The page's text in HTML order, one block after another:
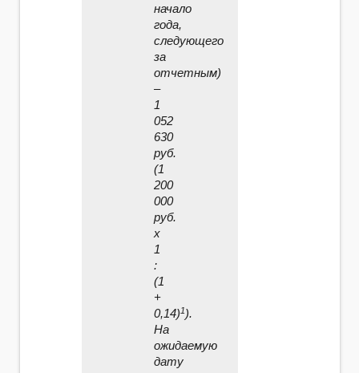
начало
года,
следующего
за
отчетным)
–
1
052
630
руб.
(1
200
000
руб.
x
1
:
(1
+
0,14)1).
На
ожидаемую
дату